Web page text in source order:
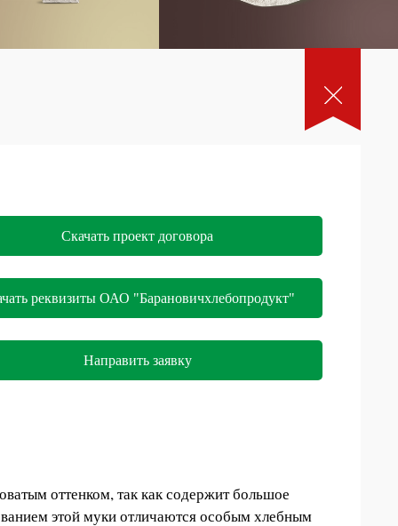
Скачать проект договора
реквизиты ОАО "Барановичхлебопродукт"
Направить заявку
оттенком, так как содержит большое
этой муки отличаются особым хлебным